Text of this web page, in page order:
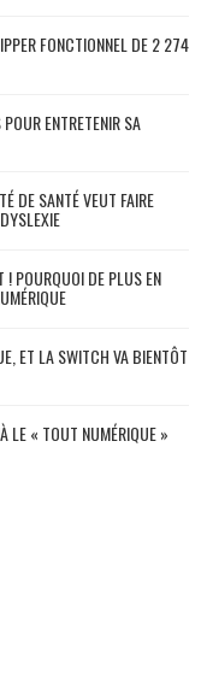
FONCTIONNEL DE 2 274
ENTRETENIR SA
DE SANTÉ VEUT FAIRE
! POURQUOI DE PLUS EN
ET LA SWITCH VA BIENTÔT
LE « TOUT NUMÉRIQUE »